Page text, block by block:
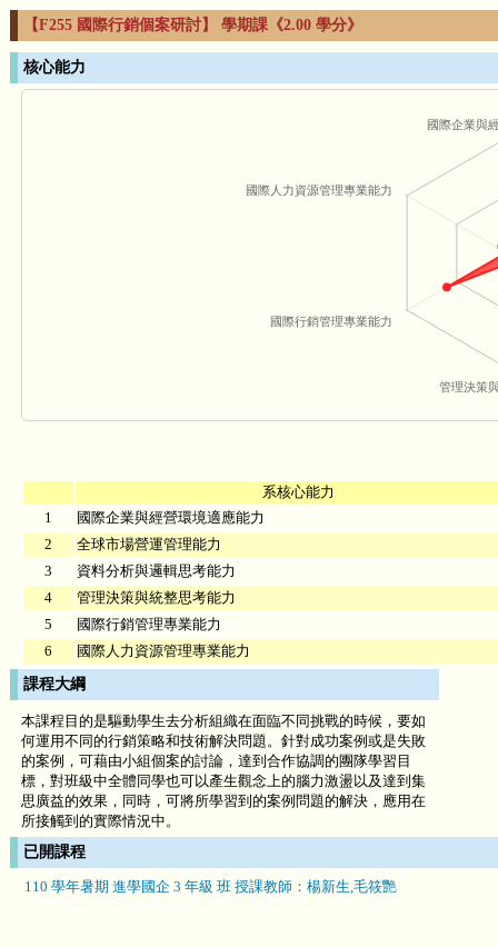
【F255 國際行銷個案研討】 學期課《2.00 學分》
核心能力
國際企業與
管理決策
國際行銷管理專業能力
國際人力資源管理專業能力
系核心能力
1
國際企業與經營環境適應能力
2
全球市場營運管理能力
3
資料分析與邏輯思考能力
4
管理決策與統整思考能力
5
國際行銷管理專業能力
6
國際人力資源管理專業能力
課程大綱
本課程目的是驅動學生去分析組織在面臨不同挑戰的時候，要如
何運用不同的行銷策略和技術解決問題。針對成功案例或是失敗
的案例，可藉由小組個案的討論，達到合作協調的團隊學習目
標，對班級中全體同學也可以產生觀念上的腦力激盪以及達到集
思廣益的效果，同時，可將所學習到的案例問題的解決，應用在
所接觸到的實際情況中。
已開課程
110 學年暑期 進學國企 3 年級 班 授課教師：楊新生,毛筱艷